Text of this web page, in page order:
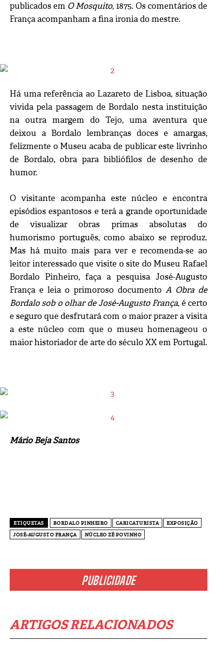
PUBLICIDADE
ARTIGOS RELACIONADOS
publicados em O Mosquito, 1875. Os comentários de
França acompanham a fina ironia do mestre.
Há uma referência ao Lazareto de Lisboa, situação
vivida pela passagem de Bordalo nesta instituição
na outra margem do Tejo, uma aventura que
deixou a Bordalo lembranças doces e amargas,
felizmente o Museu acaba de publicar este livrinho
de Bordalo, obra para bibliófilos de desenho de
humor.
O visitante acompanha este núcleo e encontra
episódios espantosos e terá a grande oportunidade
de visualizar obras primas absolutas do
humorismo português, como abaixo se reproduz.
Mas há muito mais para ver e recomenda-se ao
leitor interessado que visite o site do Museu Rafael
Bordalo Pinheiro, faça a pesquisa José-Augusto
França e leia o primoroso documento A Obra de
Bordalo sob o olhar de José-Augusto França, é certo
e seguro que desfrutará com o maior prazer a visita
a este núcleo com que o museu homenageou o
maior historiador de arte do século XX em Portugal.
Mário Beja Santos
ETIQUETAS BORDALO PINHEIRO CARICATURISTA
EXPOSIÇÃO
JOSÉ-AUGUSTO FRANÇA
NÚCLEO ZÉ POVINHO